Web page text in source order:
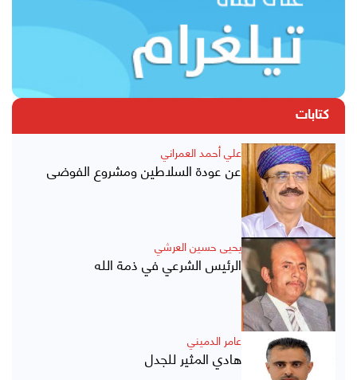
كتابات
علي أحمد العمراني
عن عودة السلاطين ومشروع الفوضى
يحيى حسين العرشي
الرئيس الشرعي في ذمة الله
عامر الدميني
هادي المثير للجدل